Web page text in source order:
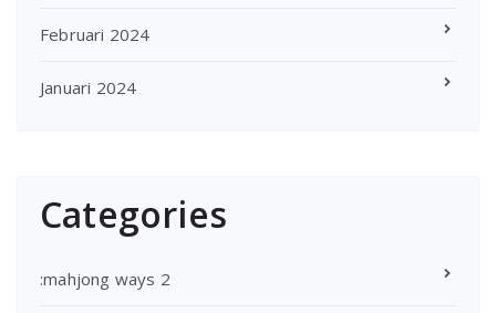
Februari 2024
Januari 2024
Categories
:mahjong ways 2